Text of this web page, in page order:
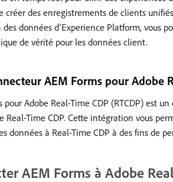
créer des enregistrements de clients
données d’Experience Platform, vous
de vérité pour les données client.
AEM Forms pour Adobe
pour Adobe Real-Time CDP (RTCDP) est
Real-Time CDP. Cette intégration vous
données à Real-Time CDP à des fins de
AEM Forms à Adobe